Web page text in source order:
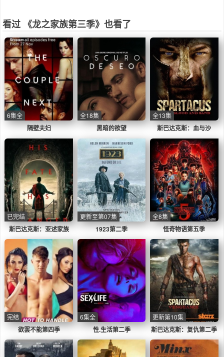
看过 《龙之家族第三季》也看了
隔壁夫妇
6集全
黑暗的欲望
全18集
斯巴达克斯：血与沙
全13集
斯巴达克斯：亚述家族
已完结
1923第二季
更新至第07集
怪奇物语第五季
全8集
欲罢不能第四季
完结
性.生活第二季
6集全
斯巴达克斯：复仇第二季
更新第10集